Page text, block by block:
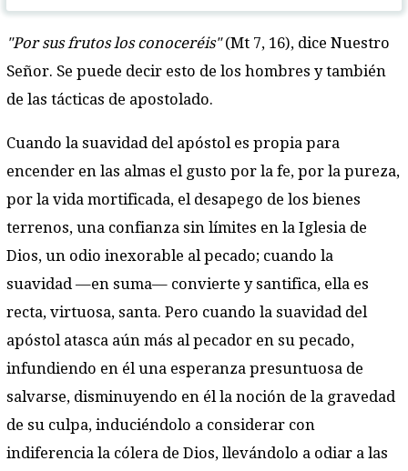
"Por sus frutos los conoceréis"(Mt 7, 16), dice Nuestro
Señor. Se puede decir esto de los hombres y también
de las tácticas de apostolado.
Cuando la suavidad del apóstol es propia para
encender en las almas el gusto por la fe, por la pureza,
por la vida mortificada, el desapego de los bienes
terrenos, una confianza sin límites en la Iglesia de
Dios, un odio inexorable al pecado; cuando la
suavidad —en suma— convierte y santifica, ella es
recta, virtuosa, santa. Pero cuando la suavidad del
apóstol atasca aún más al pecador en su pecado,
infundiendo en él una esperanza presuntuosa de
salvarse, disminuyendo en él la noción de la gravedad
de su culpa, induciéndolo a considerar con
indiferencia la cólera de Dios, llevándolo a odiar a las